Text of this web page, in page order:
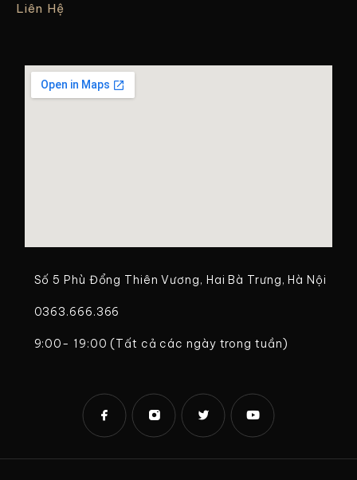
Liên Hệ
Số 5 Phù Đổng Thiên Vương, Hai Bà Trưng, Hà Nội
0363.666.366
9:00- 19:00 (Tất cả các ngày trong tuần)